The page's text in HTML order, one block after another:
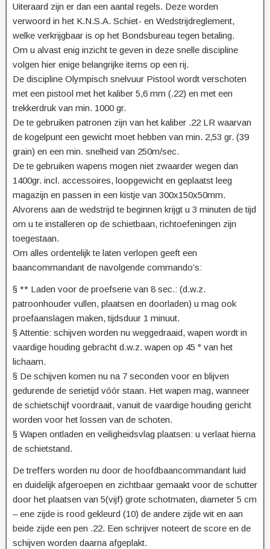
Uiteraard zijn er dan een aantal regels. Deze worden
verwoord in het K.N.S.A. Schiet- en Wedstrijdreglement,
welke verkrijgbaar is op het Bondsbureau tegen betaling.
Om u alvast enig inzicht te geven in deze snelle discipline
volgen hier enige belangrijke items op een rij.
De discipline Olympisch snelvuur Pistool wordt verschoten
met een pistool met het kaliber 5,6 mm (.22) en met een
trekkerdruk van min. 1000 gr.
De te gebruiken patronen zijn van het kaliber .22 LR waarvan
de kogelpunt een gewicht moet hebben van min. 2,53 gr. (39
grain) en een min. snelheid van 250m/sec.
De te gebruiken wapens mogen niet zwaarder wegen dan
1400gr. incl. accessoires, loopgewicht en geplaatst leeg
magazijn en passen in een kistje van 300x150x50mm.
Alvorens aan de wedstrijd te beginnen krijgt u 3 minuten de tijd
om u te installeren op de schietbaan, richtoefeningen zijn
toegestaan.
Om alles ordentelijk te laten verlopen geeft een
baancommandant de navolgende commando’s:
§ ** Laden voor de proefserie van 8 sec.: (d.w.z.
patroonhouder vullen, plaatsen en doorladen) u mag ook
proefaanslagen maken, tijdsduur 1 minuut.
§ Attentie: schijven worden nu weggedraaid, wapen wordt in
vaardige houding gebracht d.w.z. wapen op 45 ° van het
lichaam.
§ De schijven komen nu na 7 seconden voor en blijven
gedurende de serietijd vóór staan. Het wapen mag, wanneer
de schietschijf voordraait, vanuit de vaardige houding gericht
worden voor het lossen van de schoten.
§ Wapen ontladen en veiligheidsvlag plaatsen: u verlaat hierna
de schietstand.
De treffers worden nu door de hoofdbaancommandant luid
en duidelijk afgeroepen en zichtbaar gemaakt voor de schutter
door het plaatsen van 5(vijf) grote schotmaten, diameter 5 cm
– ene zijde is rood gekleurd (10) de andere zijde wit en aan
beide zijde een pen .22. Een schrijver noteert de score en de
schijven worden daarna afgeplakt.